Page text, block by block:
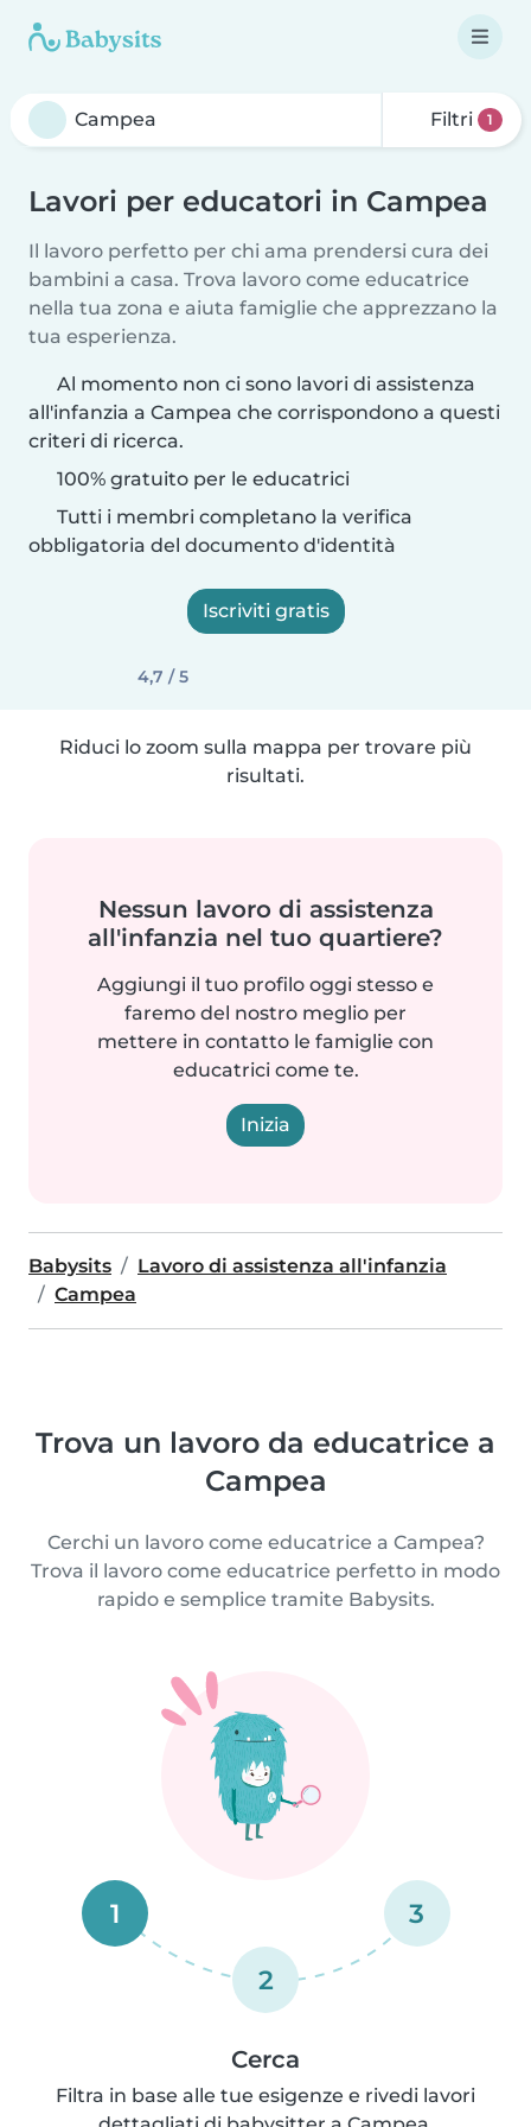
Filtri 1
Lavori per educatori in Campea
Il lavoro perfetto per chi ama prendersi cura dei
bambini a casa. Trova lavoro come educatrice
nella tua zona e aiuta famiglie che apprezzano la
tua esperienza.
Al momento non ci sono lavori di assistenza
all'infanzia a Campea che corrispondono a questi
criteri di ricerca.
100% gratuito per le educatrici
Tutti i membri completano la verifica
obbligatoria del documento d'identità
Iscriviti gratis
4,7 / 5
Riduci lo zoom sulla mappa per trovare più
risultati.
Nessun lavoro di assistenza
all'infanzia nel tuo quartiere?
Aggiungi il tuo profilo oggi stesso e
faremo del nostro meglio per
mettere in contatto le famiglie con
educatrici come te.
Inizia
Babysits
Lavoro di assistenza all'infanzia
Campea
Trova un lavoro da educatrice a
Campea
Cerchi un lavoro come educatrice a Campea?
Trova il lavoro come educatrice perfetto in modo
rapido e semplice tramite Babysits.
1
2
3
Cerca
Filtra in base alle tue esigenze e rivedi lavori